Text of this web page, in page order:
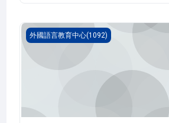
法文 二(1092_G5LC000028A)
外國語言教育中心(1092)